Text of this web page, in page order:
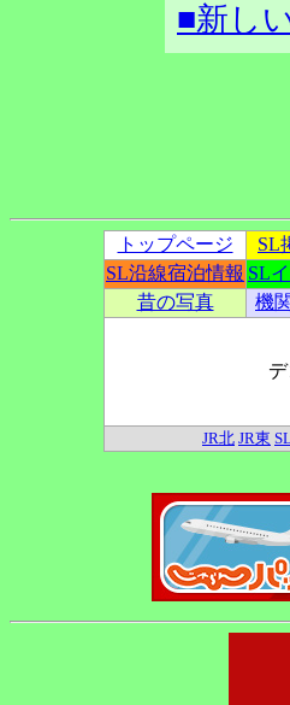
■新し
トップページ SL
SL沿線宿泊情報 SL
昔の写真
機
JR北 JR東